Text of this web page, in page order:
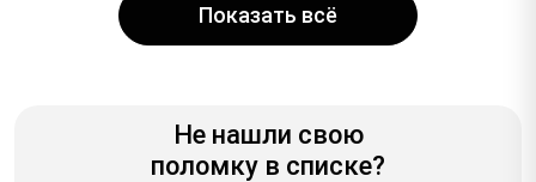
Показать всё
Не нашли свою
поломку в списке?